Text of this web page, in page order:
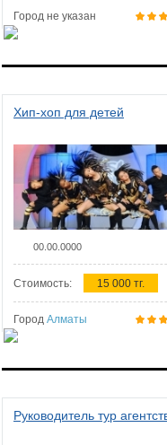
Город не указан
Хип-хоп для детей
00.00.0000
Стоимость: 15 000 тг.
Город Алматы
Руководитель тур